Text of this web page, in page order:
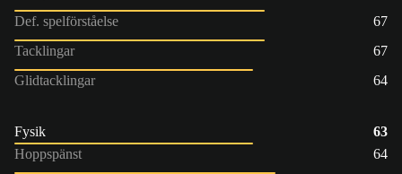
Def. spelförståelse
67
Tacklingar
67
Glidtacklingar
64
Fysik
63
Hoppspänst
64